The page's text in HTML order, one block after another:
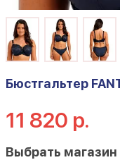
Бюстгальтер
11 820 р.
Выбрать магазин